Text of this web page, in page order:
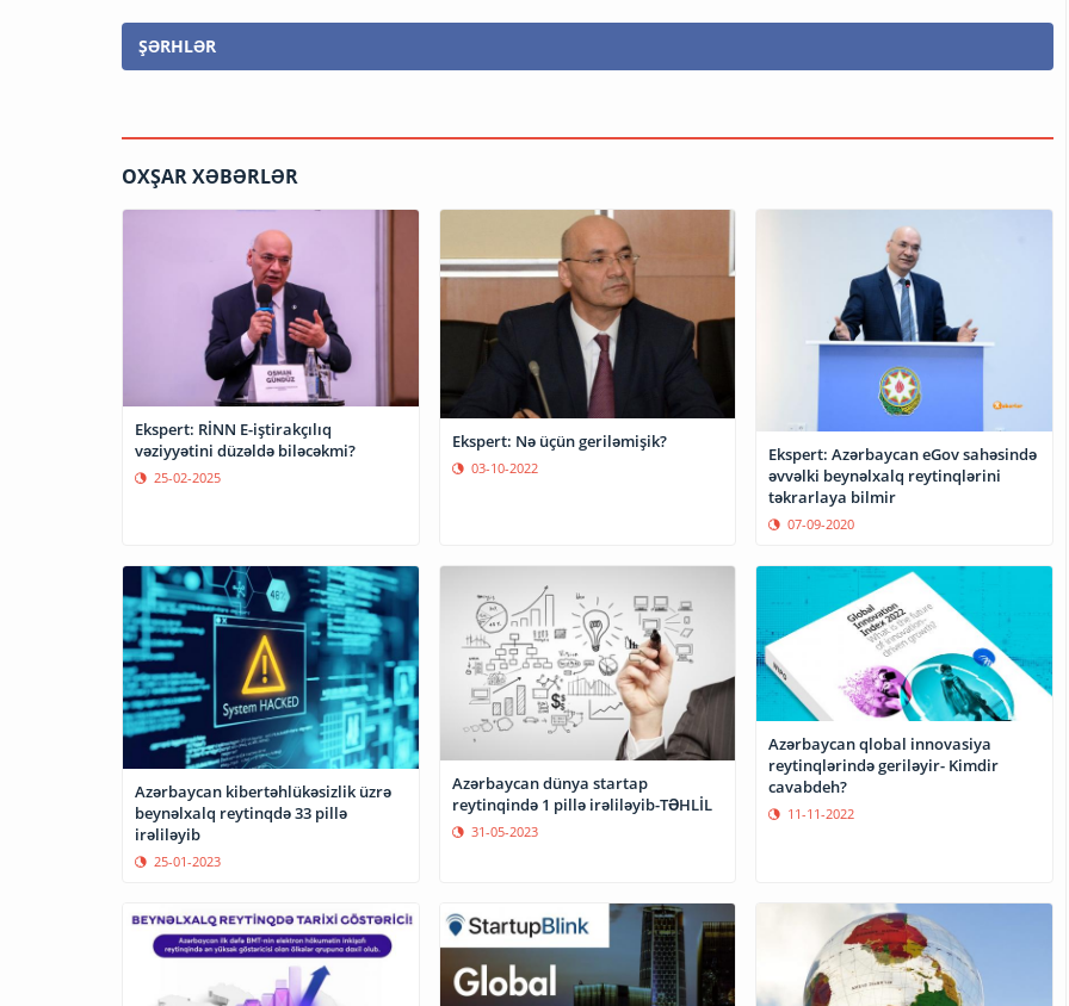
ŞƏRHLƏR
OXŞAR XƏBƏRLƏR
Ekspert: RİNN E-iştirakçılıq
vəziyyətini düzəldə biləcəkmi?
25-02-2025
Ekspert: Nə üçün geriləmişik?
03-10-2022
Ekspert: Azərbaycan eGov sahəsində
əvvəlki beynəlxalq reytinqlərini
təkrarlaya bilmir
07-09-2020
Azərbaycan kibertəhlükəsizlik üzrə
beynəlxalq reytinqdə 33 pillə
irəliləyib
25-01-2023
Azərbaycan dünya startap
reytinqində 1 pillə irəliləyib-TƏHLİL
31-05-2023
Azərbaycan qlobal innovasiya
reytinqlərində geriləyir- Kimdir
cavabdeh?
11-11-2022